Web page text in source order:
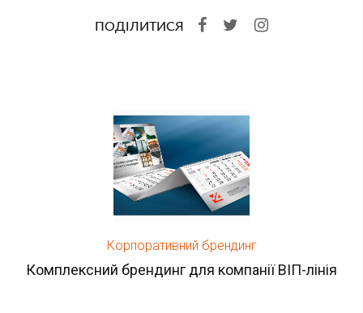
ПОДІЛИТИСЯ
Корпоративний брендинг
Комплексний брендинг для компанії ВІП-лінія